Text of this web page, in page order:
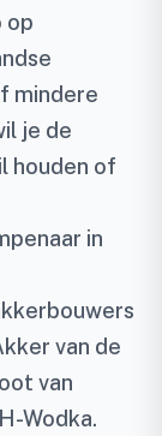
op
mindere
je de
houden of
in
van de
van
Wodka.